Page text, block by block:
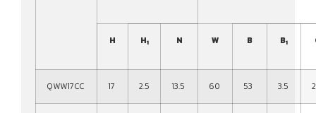
H H1 N W B B1
QWW17CC 17 2.5 13.5 60 53 3.5